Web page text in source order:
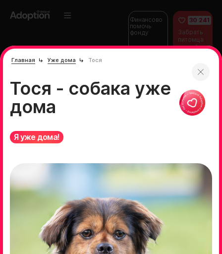
Финансово
помочь
фонду
30 241
Забрать
питомца
домой
Главная Уже дома Тося
Тося - собака уже
дома
Я уже дома!